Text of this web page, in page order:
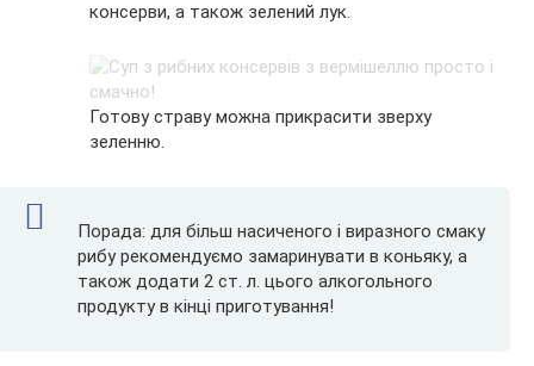
консерви, а також зелений лук.
Готову страву можна прикрасити зверху
зеленню.
Порада: для більш насиченого і виразного смаку
рибу рекомендуємо замаринувати в коньяку, а
також додати 2 ст. л. цього алкогольного
продукту в кінці приготування!